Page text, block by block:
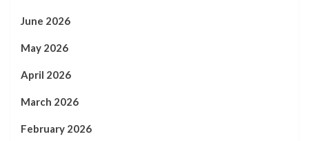
June 2026
May 2026
April 2026
March 2026
February 2026